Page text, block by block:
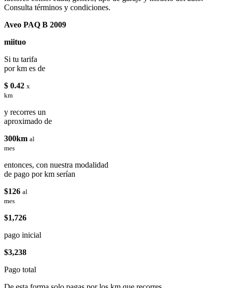
Consulta términos y condiciones.
Aveo PAQ B 2009
miituo
Si tu tarifa
por km es de
$ 0.42 x
km
y recorres un
aproximado de
300km al
mes
entonces, con nuestra modalidad
de pago por km serían
$126 al
mes
$1,726
pago inicial
$3,238
Pago total